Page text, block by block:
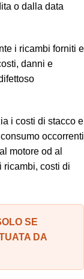
o dalla data
i ricambi forniti e
danni e
i costi di stacco e
occorrenti
motore od al
ricambi, costi di
SE
DA